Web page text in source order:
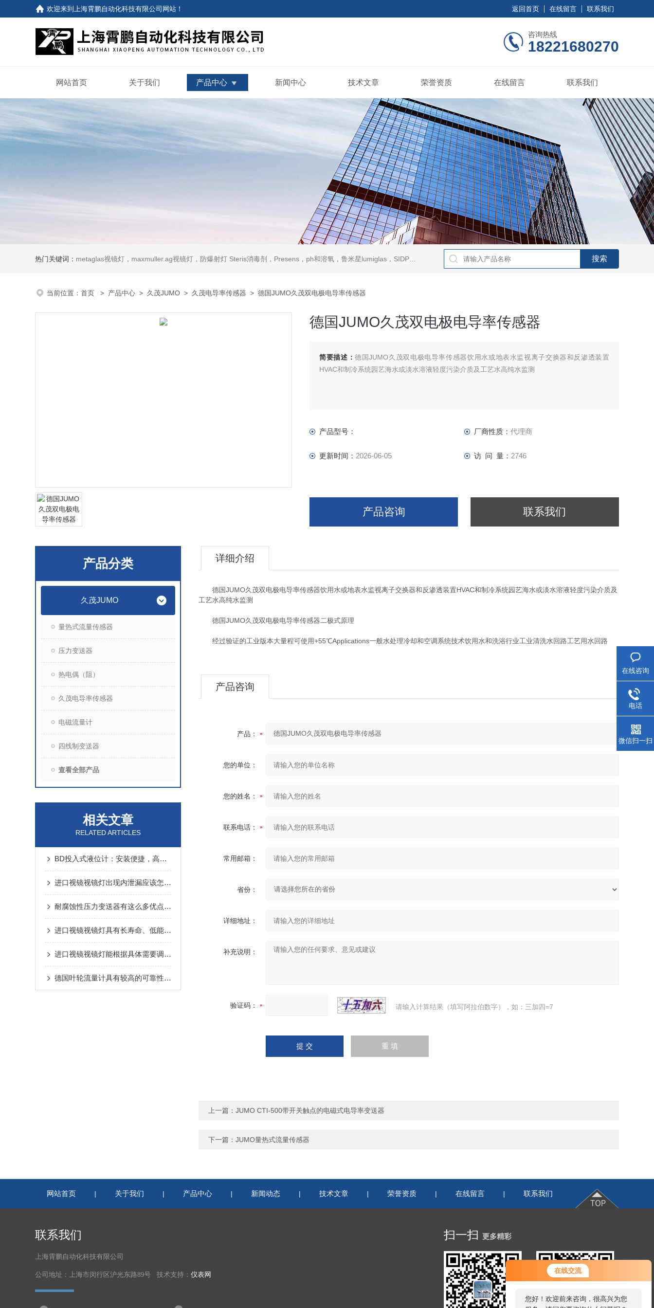
在线交流
您好！欢迎前来咨询，很高兴为您
服务，请问您要咨询什么问题呢？
您好，看您停留很久了，是否找到
欢迎来到 上海霄鹏自动化科技有限公司网站 ！ 返回首页 在线留言 联系我们
咨询热线
18221680270
网站首页 关于我们 产品中心 新闻中心 技术文章 荣誉资质 在线留言 联系我们
热门关键词： metaglas视镜灯，maxmuller.ag视镜灯，防爆射灯 Steris消毒剂，Presens，ph和溶氧，鲁米星lumiglas，SIDPH露点仪，进口气体分析仪
当前位置： 首页 > 产品中心 > 久茂JUMO > 久茂电导率传感器 > 德国JUMO久茂双电极电导率传感器
德国JUMO久茂双电极电导率传感器
简要描述：德国JUMO久茂双电极电导率传感器饮用水或地表水监视离子交换器和反渗透装置
HVAC和制冷系统园艺海水或淡水溶液轻度污染介质及工艺水高纯水监测
产品型号： 厂商性质： 代理商
更新时间： 2026-06-05 访 问 量： 2746
产品咨询 联系我们
产品分类
久茂JUMO
量热式流量传感器
压力变送器
热电偶（阻）
久茂电导率传感器
电磁流量计
四线制变送器
查看全部产品
相关文章
RELATED ARTICLES
BD投入式液位计：安装便捷，高效测量的选择
进口视镜视镜灯出现内泄漏应该怎么办？让我来为你解决吧
耐腐蚀性压力变送器有这么多优点值得我们选择呢
进口视镜视镜灯具有长寿命、低能耗和抗振动的特点
进口视镜视镜灯能根据具体需要调整亮度
德国叶轮流量计具有较高的可靠性，无需和被测介质接触
详细介绍
德国JUMO久茂双电极电导率传感器饮用水或地表水监视离子交换器和反渗透装置HVAC和制冷系统园艺海水或淡水溶液轻度污染介质及
工艺水高纯水监测
德国JUMO久茂双电极电导率传感器二极式原理
经过验证的工业版本大量程可使用+55℃Applications一般水处理冷却和空调系统技术饮用水和洗浴行业工业清洗水回路工艺用水回路
产品咨询
产品：
您的单位：
您的姓名：
联系电话：
常用邮箱：
省份：
详细地址：
补充说明：
验证码： 请输入计算结果（填写阿拉伯数字），如：三加四=7
上一篇： JUMO CTI-500带开关触点的电磁式电导率变送器
下一篇： JUMO量热式流量传感器
网站首页 | 关于我们 | 产品中心 | 新闻动态 | 技术文章 | 荣誉资质 | 在线留言 | 联系我们
联系我们
上海霄鹏自动化科技有限公司
公司地址：上海市闵行区沪光东路89号 技术支持： 仪表网
扫一扫 更多精彩
在线咨询
电话
微信扫一扫